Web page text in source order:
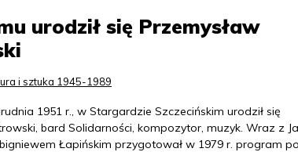
urodził się Przemysław
i sztuka 1945-1989
1951 r., w Stargardzie Szczecińskim urodził się
bard Solidarności, kompozytor, muzyk. Wraz z
Łapińskim przygotował w 1979 r. program